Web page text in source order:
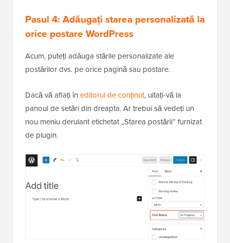
Pasul 4: Adăugați starea personalizată la
orice postare WordPress
Acum, puteți adăuga stările personalizate ale
postărilor dvs. pe orice pagină sau postare.
Dacă vă aflați în editorul de conținut, uitați-vă la
panoul de setări din dreapta. Ar trebui să vedeți un
nou meniu derulant etichetat „Starea postării” furnizat
de plugin.